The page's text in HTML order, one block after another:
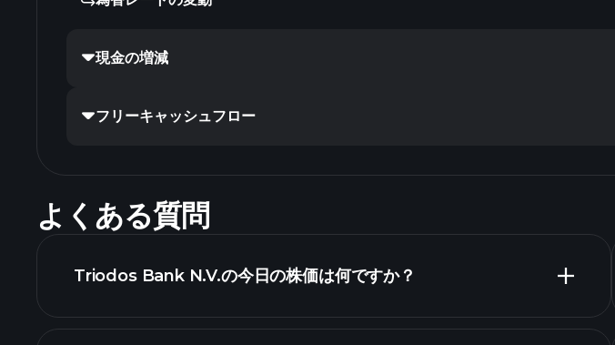
現金の増減
フリーキャッシュフロー
よくある質問
Triodos Bank N.V.の今日の株価は何ですか？